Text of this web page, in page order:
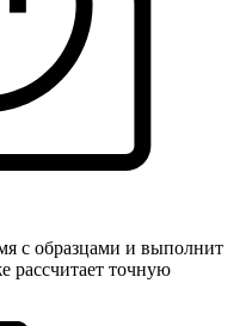
с образцами и выполнит
рассчитает точную